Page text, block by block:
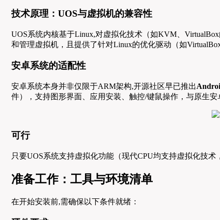
技术原理：UOS与虚拟机的兼容性
UOS系统内核基于Linux,对虚拟化技术（如KVM、
和管理虚拟机，且提供了针对Linux的优化驱动（如
安卓系统的适配性
安卓系统本身并非仅限于ARM架构,开源社区早已推出
件），支持图形界面、应用安装、触控/键鼠操作，与原生
可行
只要UOS系统支持虚拟化功能（现代CPU均支持虚拟化技
准备工作：工具与环境清单
在开始安装前,需确保以下条件就绪：